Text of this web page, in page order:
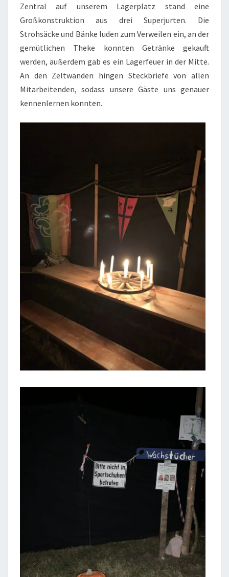
Zentral auf unserem Lagerplatz stand eine
Großkonstruktion aus drei Superjurten. Die
Strohsäcke und Bänke luden zum Verweilen ein, an der
gemütlichen Theke konnten Getränke gekauft
werden, außerdem gab es ein Lagerfeuer in der Mitte.
An den Zeltwänden hingen Steckbriefe von allen
Mitarbeitenden, sodass unsere Gäste uns genauer
kennenlernen konnten.